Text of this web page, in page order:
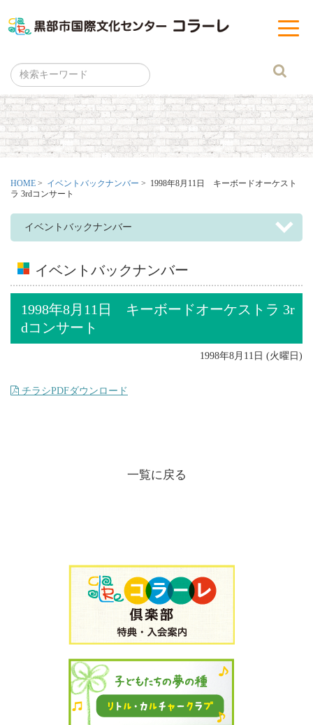
黒部
t
o
v
i
g
a
t
i
o
HOME > イベントバックナンバー > 1998年8月11日 キーボードオーケスト
ラ 3rdコンサート
イベントバックナンバー
イベントバックナンバー
1998年8月11日 キーボードオーケストラ 3r
dコンサート
1998年8月11日 (火曜日)
チラシPDFダウンロード
一覧に戻る